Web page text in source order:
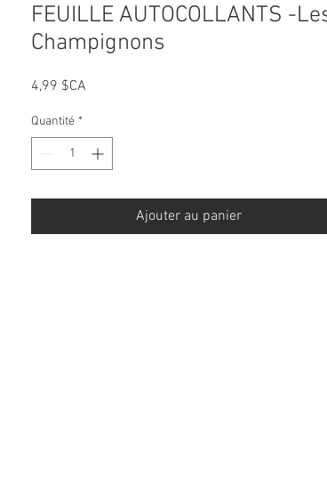
FEUILLE AUTOCOLLANTS -
Champignons
4,99 $CA
Quantité *
Ajouter au panier